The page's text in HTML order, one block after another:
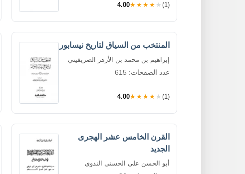
4.00★★★★★ (1)
المنتخب من السياق لتاريخ نيسابور
إبراهيم بن محمد بن الأزهر الصريفيني
عدد الصفحات: 615
4.00★★★★★ (1)
القرن الخامس عشر الهجرى
الجديد
أبو الحسن على الحسنى الندوى